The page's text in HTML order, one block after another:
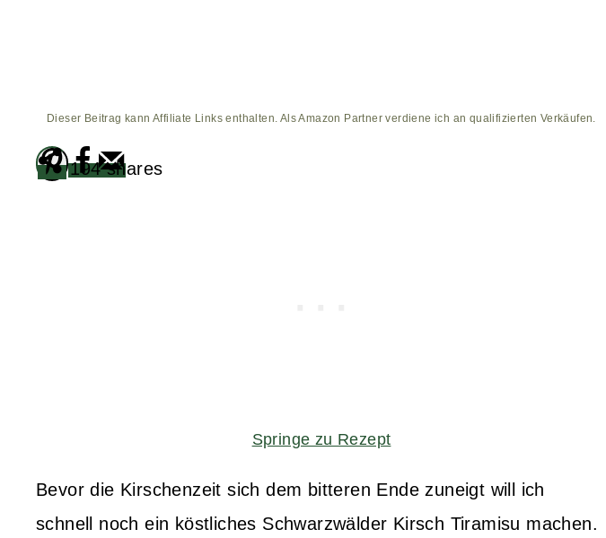
Dieser Beitrag kann Affiliate Links enthalten. Als Amazon Partner verdiene ich an qualifizierten Verkäufen.
194 shares
Springe zu Rezept
Bevor die Kirschenzeit sich dem bitteren Ende zuneigt will ich
schnell noch ein köstliches Schwarzwälder Kirsch Tiramisu machen.